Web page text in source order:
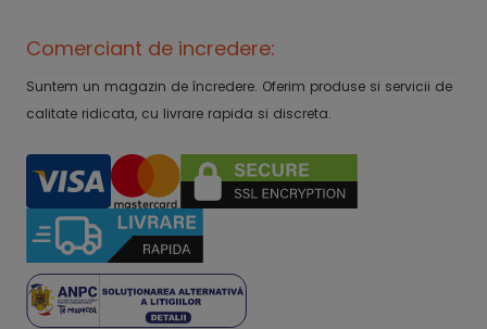
Comerciant de incredere:
Suntem un magazin de încredere. Oferim produse si servicii de
calitate ridicata, cu livrare rapida si discreta.